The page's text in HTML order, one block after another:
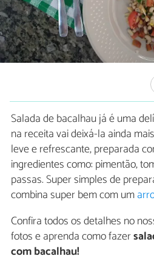
Salada de bacalhau já é uma
na receita vai deixá-la ainda
leve e refrescante, preparada
ingredientes como: pimentão,
passas. Super simples de
combina super bem com um
Confira todos os detalhes no
fotos e aprenda como fazer
com bacalhau!